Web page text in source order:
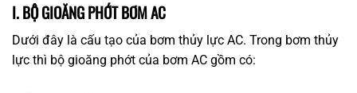
I. BỘ GIOĂNG PHỚT BƠM AC
Dưới đây là cấu tạo của bơm thủy lực AC. Trong bơm thủy
lực thì bộ gioăng phớt của bơm AC gồm có: